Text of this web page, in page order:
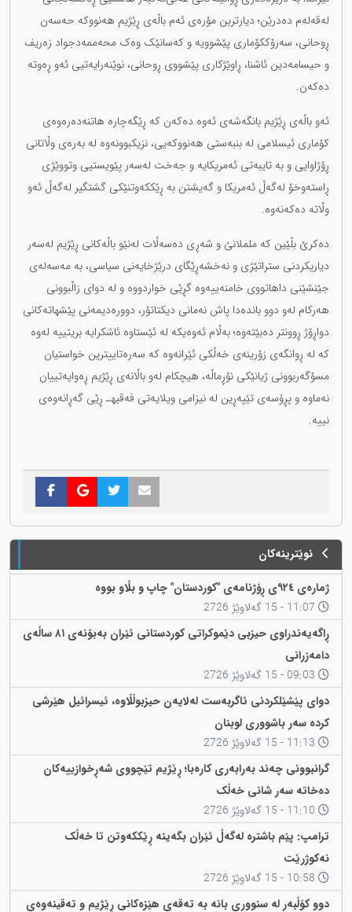
لەقەلەم دەدرێن؛ دیارترین مۆرەی ئەم باڵەی ڕێژیم هەنووکە حەسەن
ڕوحانی، سەرۆککۆماری پێشوویە و کەسانێک وەک محەممەدجواد زەریف
و حیسامەدین ئاشنا، ڕاوێژکاری پێشووی ڕوحانی، نوێنەرایەتیی ئەو ڕەوتە
دەکەن.
ئەو باڵەی ڕێژیم بانگەشەی ئەوە دەکەن کە ڕێگەچارە هاتنەدەرەوەی
کۆماری ئیسلامی لە بنبەستی هەنووکەیی، نزیکبوونەوە لە بەرەی وڵاتانی
ڕۆژاوایی و بە تایبەتی ئەمریکایە و جەخت لەسەر پێویستیی وتووێژی
ڕاستەوخۆ لەگەڵ ئەمریکا و گەیشتن بە ڕێککەوتنێکی گشتگیر لەگەڵ ئەو
وڵاتە دەکەنەوە.
دەکرێ بڵێین کە ململانێ و شەڕی دەسەڵات لەنێو باڵەکانی ڕێژیم لەسەر
دیاریکردنی ستراتێژی و نەخشەڕێگای درێژخایەنی سیاسی، بە مەسەلەی
جێنشێنی داهاتووی خامنەییەوە گڕێی خواردووە و لە دوای زاڵبوونی
هەرکام لەو دوو باندەدا پاش نەمانی دیکتاتۆر، دوورەدیمەنی پێشهاتەکانی
دواڕۆژ ڕوونتر دەبێتەوە؛ بەڵام ئەوەیکە لە ئێستاوە ئاشکرایە بریتییە لەوە
کە لە ڕوانگەی زۆرینەی خەڵکی ئێرانەوە کە سەرەتاییترین خواستیان
مسۆگەربوونی ژیانێکی نۆڕماڵە، هیچکام لەو باڵانەی ڕێژیم ڕەوایەتییان
نەماوە و پڕۆسەی تێپەڕین لە نیزامی ویلایەتی فەقیهـ‌‌‌‌ ڕێی گەڕانەوەی
نییە.
نوێترینەکان
ژمارەی ٩٢٤ی ڕۆژنامەی "کوردستان" چاپ و بڵاو بووە
ڕاگەیەندراوی حیزبی دێموکراتی کوردستانی ئێران بەبۆنەی ٨١ ساڵەی
دامەزرانی
دوای پێشێلکردنی ئاگربەست لەلایەن حیزبوڵڵاوە، ئیسرائیل هێرشی
کردە سەر باشووری لوبنان
گرانبوونی چەند بەرابەری کارەبا؛ ڕێژیم تێچووی شەڕخوازییەکان
دەخاتە سەر شانی خەڵک
ترامپ: پێم باشترە لەگەڵ ئێران بگەینە ڕێککەوتن تا خەڵک
نەکوژرێت
دوو کۆڵبەر لە سنووری بانە بە تەقەی هێزەکانی ڕێژیم و تەقینەوەی